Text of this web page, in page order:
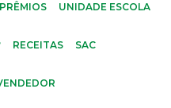
PRÊMIOS UNIDADE ESCOLA
RECEITAS SAC